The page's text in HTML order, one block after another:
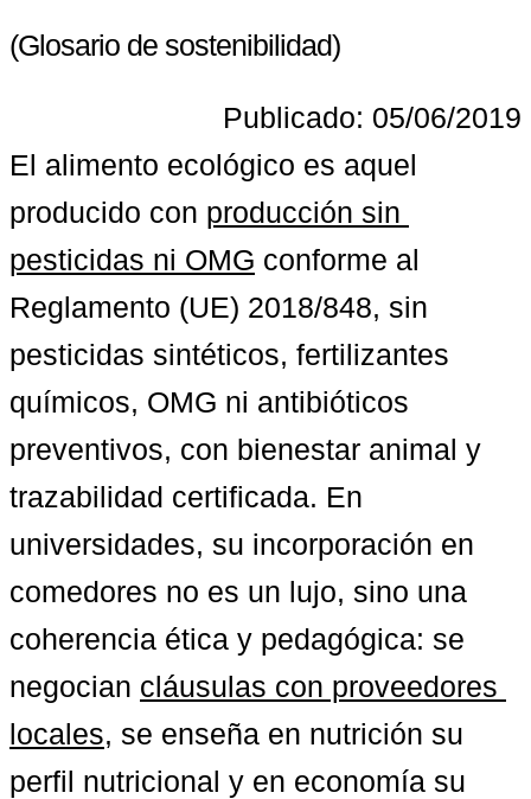
(Glosario de sostenibilidad)
Publicado: 05/06/2019
El alimento ecológico es aquel
producido con producción sin
pesticidas ni OMG conforme al
Reglamento (UE) 2018/848, sin
pesticidas sintéticos, fertilizantes
químicos, OMG ni antibióticos
preventivos, con bienestar animal y
trazabilidad certificada. En
universidades, su incorporación en
comedores no es un lujo, sino una
coherencia ética y pedagógica: se
negocian cláusulas con proveedores
locales, se enseña en nutrición su
perfil nutricional y en economía su